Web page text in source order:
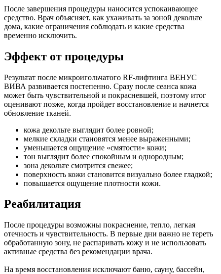
После завершения процедуры наносится успокаивающее
средство. Врач объясняет, как ухаживать за зоной декольте
дома, какие ограничения соблюдать и какие средства
временно исключить.
Эффект от процедуры
Результат после микроигольчатого RF-лифтинга ВЕНУС
ВИВА развивается постепенно. Сразу после сеанса кожа
может быть чувствительной и покрасневшей, поэтому итог
оценивают позже, когда пройдет восстановление и начнется
обновление тканей.
кожа декольте выглядит более ровной;
мелкие складки становятся менее выраженными;
уменьшается ощущение «смятости» кожи;
тон выглядит более спокойным и однородным;
зона декольте смотрится свежее;
поверхность кожи становится визуально более гладкой;
повышается ощущение плотности кожи.
Реабилитация
После процедуры возможны покраснение, тепло, легкая
отечность и чувствительность. В первые дни важно не тереть
обработанную зону, не распаривать кожу и не использовать
активные средства без рекомендации врача.
На время восстановления исключают баню, сауну, бассейн,